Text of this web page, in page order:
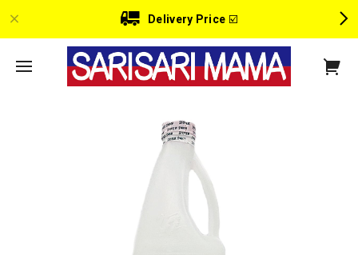
Delivery Price ☑️